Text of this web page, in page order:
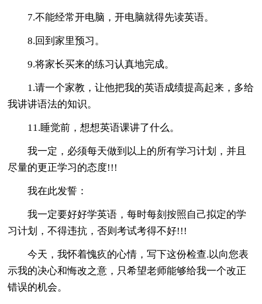
7.不能经常开电脑，开电脑就得先读英语。
8.回到家里预习。
9.将家长买来的练习认真地完成。
1.请一个家教，让他把我的英语成绩提高起来，多给
我讲讲语法的知识。
11.睡觉前，想想英语课讲了什么。
我一定，必须每天做到以上的所有学习计划，并且
尽量的更正学习的态度!!!
我在此发誓：
我一定要好好学英语，每时每刻按照自己拟定的学
习计划，不得违抗，否则考试考得不好!!!
今天，我怀着愧疚的心情，写下这份检查.以向您表
示我的决心和悔改之意，只希望老师能够给我一个改正
错误的机会。